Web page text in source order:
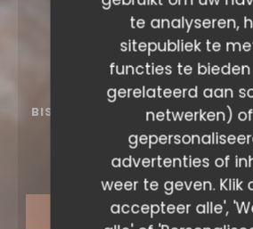
te analyseren,
sitepubliek te
functies te bieden
gerelateerd aan
netwerken) of
advertenties of
weer te geven. Klik
accepteer alle',
BISTRO / CUISINE FRANÇAISE /
Park
RESERVEER EEN